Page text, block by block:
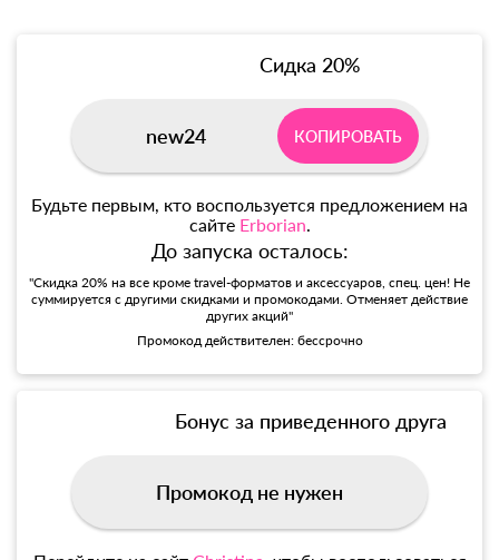
Сидка 20%
new24 КОПИРОВАТЬ
Будьте первым, кто воспользуется предложением на
сайте Erborian.
До запуска осталось:
"Скидка 20% на все кроме travel-форматов и аксессуаров, спец. цен! Не
суммируется с другими скидками и промокодами. Отменяет действие
других акций"
Промокод действителен: бессрочно
Бонус за приведенного друга
Промокод не нужен